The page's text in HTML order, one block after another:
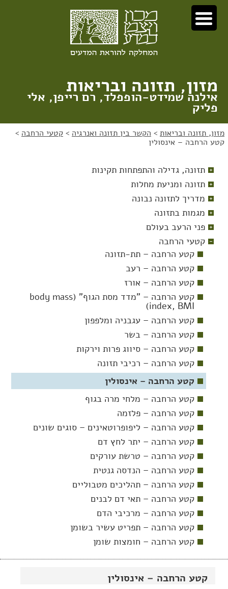
דלג
לתוכן
דלג
לניווט
מזון, תזונה ובריאות
אילנה שמידט-הופפלד, רם רייפן, אלי
פליק
מזון, תזונה ובריאות > הקשר בין תזונה ואנרגיה > קטעי הרחבה >
קטע הרחבה – אינסולין
קטע הרחבה – אינסולין
תזונה, גדילה והתפתחות תקינות
תזונה ומניעת מחלות
מדריך לתזונה נבונה
מגמות בתזונה
פני הרעב בעולם
קטעי הרחבה
קטע הרחבה – תת-תזונה
קטע הרחבה – רעב
קטע הרחבה – אורז
קטע הרחבה – "מדד מסת הגוף" (body mass
index, BMI)
קטע הרחבה – עגבניה ומלפפון
קטע הרחבה – בשר
קטע הרחבה – סיווג פרות וירקות
קטע הרחבה – רכיבי תזונה
קטע הרחבה – אינסולין
קטע הרחבה – מלחי מרה בגוף
קטע הרחבה – פלזמה
קטע הרחבה – ליפופרוטאינים – סוגים שונים
קטע הרחבה – יתר לחץ דם
קטע הרחבה – טרשת עורקים
קטע הרחבה – הנדסה גנטית
קטע הרחבה – תהליכים מטבוליים
קטע הרחבה – תאי דם לבנים
קטע הרחבה – מרכיבי הדם
קטע הרחבה – תפריט עשיר בשומן
קטע הרחבה – חומצות שומן